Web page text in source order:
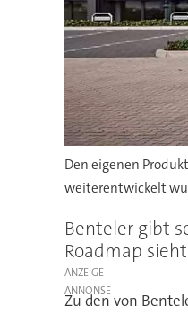
Den eigenen
weiterentwickelt
Benteler gibt
Roadmap
ANZEIGE
Zu den von